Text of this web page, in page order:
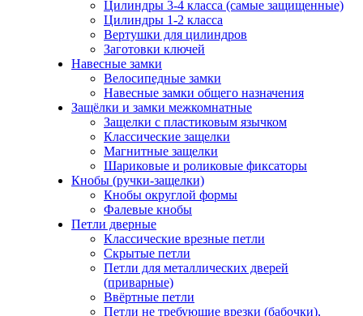
Цилиндры 3-4 класса (самые защищенные)
Цилиндры 1-2 класса
Вертушки для цилиндров
Заготовки ключей
Навесные замки
Велосипедные замки
Навесные замки общего назначения
Защёлки и замки межкомнатные
Защелки с пластиковым язычком
Классические защелки
Магнитные защелки
Шариковые и роликовые фиксаторы
Кнобы (ручки-защелки)
Кнобы округлой формы
Фалевые кнобы
Петли дверные
Классические врезные петли
Скрытые петли
Петли для металлических дверей
(приварные)
Ввёртные петли
Петли не требующие врезки (бабочки),